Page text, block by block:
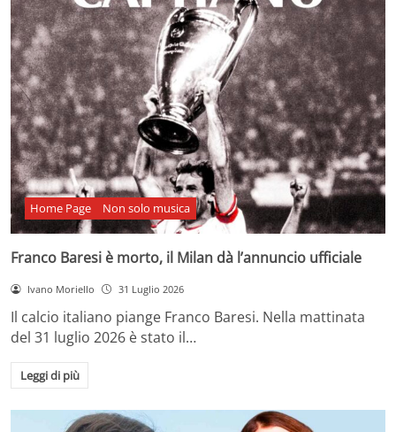
Home Page Non solo musica
Franco Baresi è morto, il Milan dà l’annuncio ufficiale
Ivano Moriello 31 Luglio 2026
Il calcio italiano piange Franco Baresi. Nella mattinata
del 31 luglio 2026 è stato il…
Leggi di più